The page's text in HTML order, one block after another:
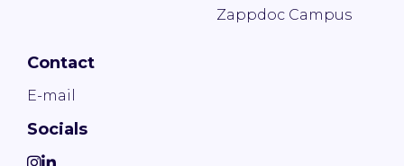
Zappdoc Campus
Contact
E-mail
Socials